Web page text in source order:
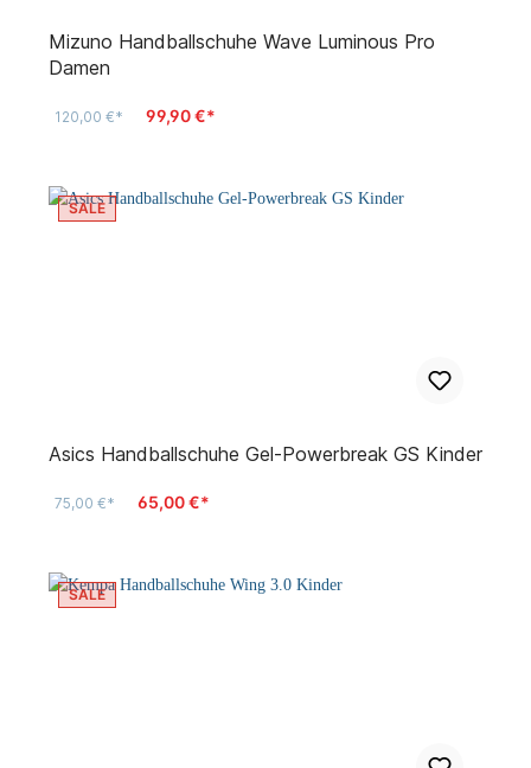
Mizuno Handballschuhe Wave Luminous Pro
Damen
120,00 €* 99,90 €*
SALE
Asics Handballschuhe Gel-Powerbreak GS Kinder
75,00 €* 65,00 €*
SALE